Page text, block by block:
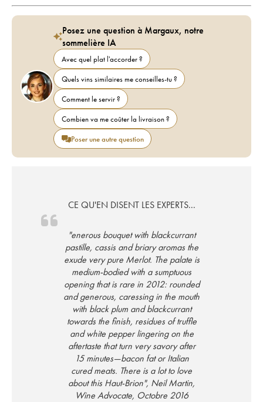
Posez une question à Margaux, notre
sommelière IA
Avec quel plat l'accorder ?
Quels vins similaires me conseilles-tu ?
Comment le servir ?
Combien va me coûter la livraison ?
Poser une autre question
CE QU'EN DISENT LES EXPERTS...
"enerous bouquet with blackcurrant
pastille, cassis and briary aromas the
exude very pure Merlot. The palate is
medium-bodied with a sumptuous
opening that is rare in 2012: rounded
and generous, caressing in the mouth
with black plum and blackcurrant
towards the finish, residues of truffle
and white pepper lingering on the
aftertaste that turn very savory after
15 minutes—bacon fat or Italian
cured meats. There is a lot to love
about this Haut-Brion", Neil Martin,
Wine Advocate, Octobre 2016